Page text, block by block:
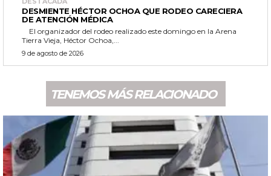
DESMIENTE HÉCTOR OCHOA QUE RODEO CARECIERA
DE ATENCIÓN MÉDICA
Tierra Vieja, Héctor Ochoa,...
9 de agosto de 2026
TENEMOS MÁS RELACIONADO